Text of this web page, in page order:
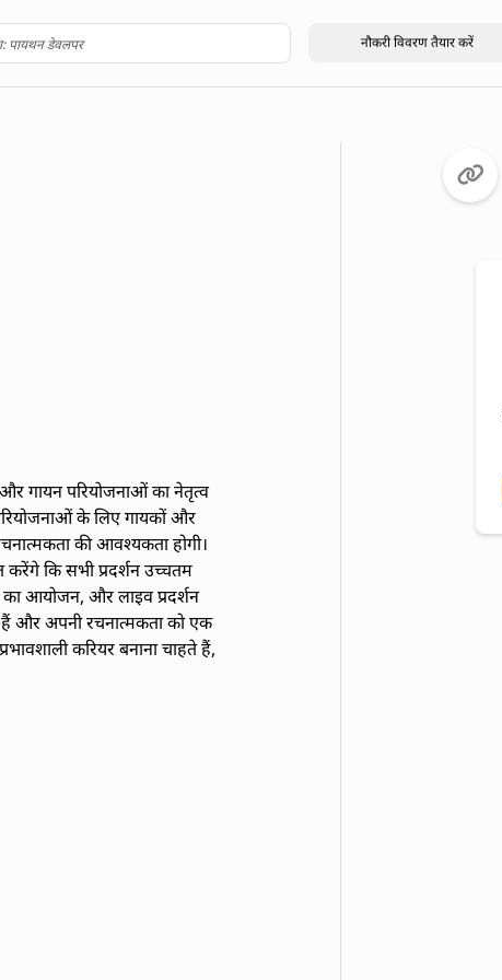
गायन परियोजनाओं का नेतृत्व
के लिए गायकों और
की आवश्यकता होगी।
कि सभी प्रदर्शन उच्चतम
का आयोजन, और लाइव प्रदर्शन
हैं और अपनी रचनात्मकता को एक
करियर बनाना चाहते हैं,